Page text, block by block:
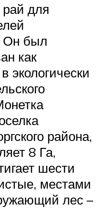
для
Он был
как
экологически
района,
8 Га,
шести
местами
лес –